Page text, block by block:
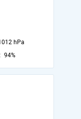
hPa
94%